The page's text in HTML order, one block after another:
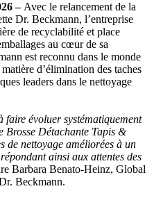
– Avec le relancement de la
Dr. Beckmann, l’entreprise
de recyclabilité et place
au cœur de sa
est reconnu dans le monde
d’élimination des taches
leaders dans le nettoyage
faire évoluer systématiquement
Brosse Détachante Tapis &
de nettoyage améliorées à un
ainsi aux attentes des
Barbara Benato-Heinz, Global
Beckmann.